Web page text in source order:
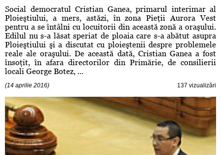
Social democratul Cristian Ganea, primarul interimar al
Ploieştiului, a mers, astăzi, în zona Pieţii Aurora Vest
pentru a se întâlni cu locuitorii din această zonă a oraşului.
Edilul nu s-a lăsat speriat de ploaia care s-a abătut asupra
Ploieştiului şi a discutat cu ploieştenii despre problemele
reale ale oraşului. De această dată, Cristian Ganea a fost
însoţit, în afara directorilor din Primărie, de consilierii
locali George Botez, ...
(14 aprilie 2016) 137 vizualizări